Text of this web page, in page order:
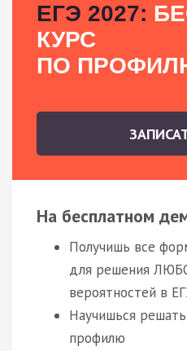
ЕГЭ 2027:
КУРС
ПО
На бесплатном
Получишь все
для решения
вероятностей в
Научишься
профилю